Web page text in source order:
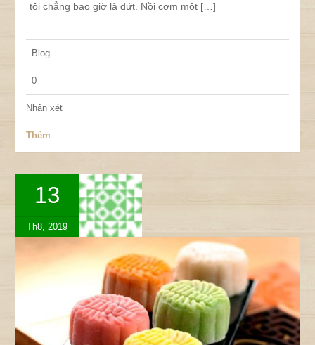
tôi chẳng bao giờ là dứt. Nồi cơm một […]
Blog
0
Nhận xét
Thêm
13
Th8, 2019